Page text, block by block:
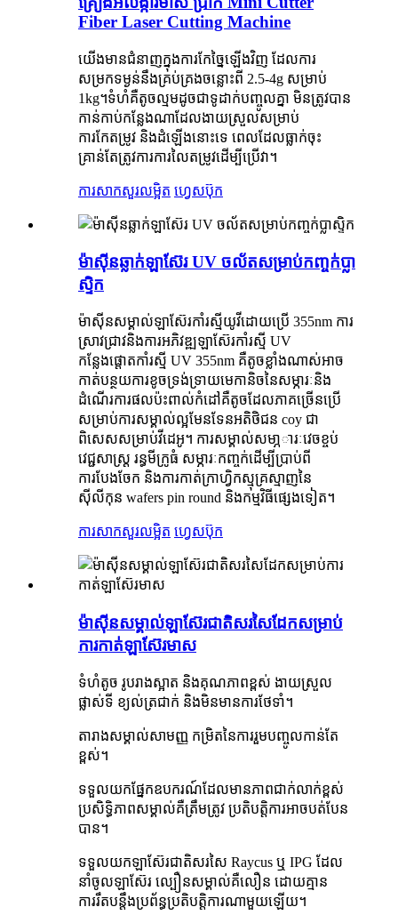
Fiber Laser Cutting Machine
យើងមានជំនាញក្នុងការកែច្នៃឡើងវិញ ដែលការ
សម្រកទម្ងន់នឹងគ្រប់គ្រងចន្លោះពី 2.5-4g សម្រាប់
1kg។ទំហំគឺតូចល្មមដូចជាទូដាក់បញ្ចូលគ្នា មិនត្រូវបាន
កាន់កាប់កន្លែងណាដែលងាយស្រួលសម្រាប់
ការកែតម្រូវ និងដំឡើងនោះទេ ពេលដែលធ្លាក់ចុះ
គ្រាន់តែត្រូវការការលៃតម្រូវដើម្បីប្រើវា។
ការសាកសួរលម្អិត ហ្វេសប៊ុក
ម៉ាស៊ីនឆ្លាក់ឡាស៊ែរ UV ចល័តសម្រាប់កញ្ចក់ប្លា
ស្ទិក
ម៉ាស៊ីនសម្គាល់ឡាស៊ែរកាំរស្មីយូវីដោយប្រើ 355nm ការ
ស្រាវជ្រាវនិងការអភិវឌ្ឍឡាស៊ែរកាំរស្មី UV
កន្លែងផ្តោតកាំរស្មី UV 355nm គឺតូចខ្លាំងណាស់អាច
កាត់បន្ថយការខូចទ្រង់ទ្រាយមេកានិចនៃសម្ភារៈនិង
ដំណើរការផលប៉ះពាល់កំដៅគឺតូចដែលភាគច្រើនប្រើ
សម្រាប់ការសម្គាល់ល្អមែនទែនអតិថិជន coy ជា
ពិសេសសម្រាប់វីដេអូ។ ការសម្គាល់សមា្ភារៈវេចខ្ចប់
វេជ្ជសាស្រ្ដ រន្ធមីក្រូធំ សម្ភារៈកញ្ចក់ដើម្បីប្រាប់ពី
ការបែងចែក និងការកាត់ក្រាហ្វិកស្មុគ្រស្មាញនៃ
ស៊ីលីកុន wafers pin round និងកម្មវិធីផ្សេងទៀត។
ការសាកសួរលម្អិត ហ្វេសប៊ុក
ម៉ាស៊ីនសម្គាល់ឡាស៊ែរជាតិសរសៃដែកសម្រាប់
ការកាត់ឡាស៊ែរមាស
ទំហំតូច រូបរាងស្អាត និងគុណភាពខ្ពស់ ងាយស្រួល
ផ្លាស់ទី ខ្យល់ត្រជាក់ និងមិនមានការថែទាំ។
តារាងសម្គាល់សាមញ្ញ កម្រិតនៃការរួមបញ្ចូលកាន់តែ
ខ្ពស់។
ទទួលយកផ្នែកឧបករណ៍ដែលមានភាពជាក់លាក់ខ្ពស់
ប្រសិទ្ធិភាពសម្គាល់គឺត្រឹមត្រូវ ប្រតិបត្តិការអាចបត់បែន
បាន។
ទទួលយកឡាស៊ែរជាតិសរសៃ Raycus ឬ IPG ដែល
នាំចូលឡាស៊ែរ ល្បឿនសម្គាល់គឺលឿន ដោយគ្មាន
ការរឹតបន្តឹងប្រព័ន្ធប្រតិបត្តិការណាមួយឡើយ។